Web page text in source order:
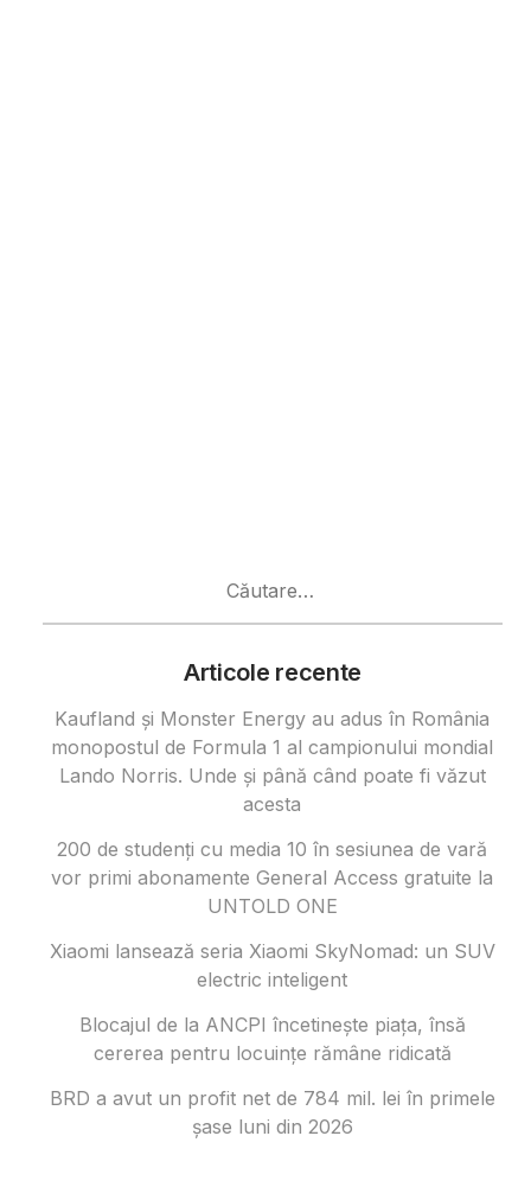
Articole recente
Kaufland și Monster Energy au adus în România
monopostul de Formula 1 al campionului mondial
Lando Norris. Unde și până când poate fi văzut
acesta
200 de studenți cu media 10 în sesiunea de vară
vor primi abonamente General Access gratuite la
UNTOLD ONE
Xiaomi lansează seria Xiaomi SkyNomad: un SUV
electric inteligent
Blocajul de la ANCPI încetinește piața, însă
cererea pentru locuințe rămâne ridicată
BRD a avut un profit net de 784 mil. lei în primele
șase luni din 2026